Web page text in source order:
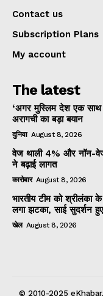
Contact us
Subscription Plans
My account
The latest
‘अगर मुस्लिम देश एक साथ
अरागची का बड़ा बयान
दुनिया August 8, 2026
वेज थाली 4% और नॉन-
ने बढ़ाई लागत
कारोबार August 8, 2026
भारतीय टीम को
लगा झटका, साई सुदर्शन हुए
खेल August 8, 2026
© 2010-2025